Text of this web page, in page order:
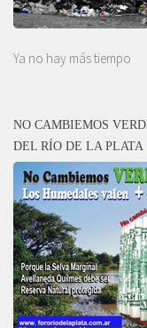
Ya no hay más tiempo
NO CAMBIEMOS
DEL RÍO DE LA PLATA